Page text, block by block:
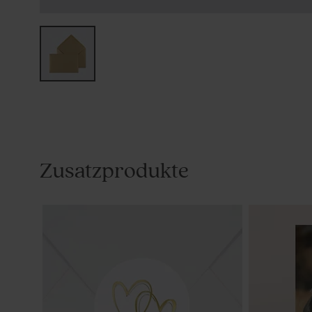
Zusatzprodukte